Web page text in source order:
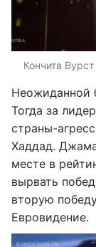
Кончита
Неожиданной
Тогда за
страны-
Хаддад.
месте в
вырвать
вторую
Евровидение.